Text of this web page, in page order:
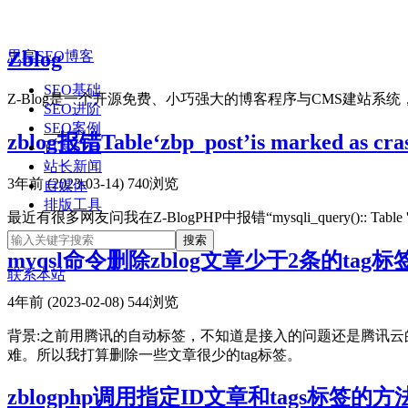
思享SEO博客
SEO基础
SEO进阶
SEO案例
百度SEO
站长新闻
自媒体
排版工具
联系本站
Zblog
Z-Blog是一个开源免费、小巧强大的博客程序与CMS建站系统
zblog报错Table‘zbp_post’is marked as
3年前 (2023-03-14) 740浏览
最近有很多网友问我在Z-BlogPHP中报错“mysqli_query()::
myqsl命令删除zblog文章少于2条的tag标
4年前 (2023-02-08) 544浏览
背景:之前用腾讯的自动标签，不知道是接入的问题还是腾讯
难。所以我打算删除一些文章很少的tag标签。
zblogphp调用指定ID文章和tags标签的方